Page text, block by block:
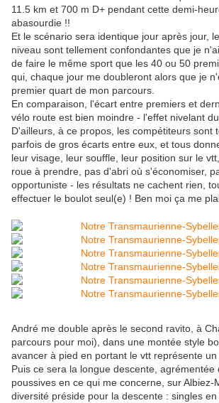
11.5 km et 700 m D+ pendant cette demi-
abasourdie !!
Et le scénario sera identique jour après jour,
niveau sont tellement confondantes que je
de faire le même sport que les 40 ou 50
qui, chaque jour me doubleront alors que je
premier quart de mon parcours.
En comparaison, l'écart entre premiers et
vélo route est bien moindre - l'effet nivelant
D'ailleurs, à ce propos, les compétiteurs sont
parfois de gros écarts entre eux, et tous
leur visage, leur souffle, leur position sur le
roue à prendre, pas d'abri où s'économiser,
opportuniste - les résultats ne cachent rien,
effectuer le boulot seul(e) ! Ben moi ça me
André me double après le second ravito, à
parcours pour moi), dans une montée style
avancer à pied en portant le vtt représente
Puis ce sera la longue descente, agrémentée
poussives en ce qui me concerne, sur Albiez-
diversité préside pour la descente : singles